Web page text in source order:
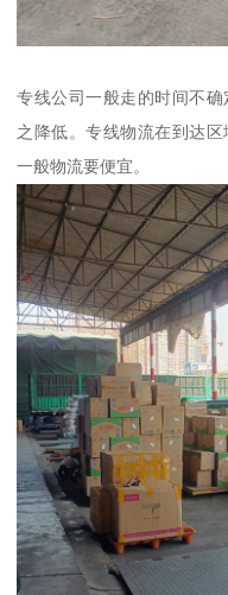
专线公司一般走的时间不
之降低。专线物流在到达
一般物流要便宜。